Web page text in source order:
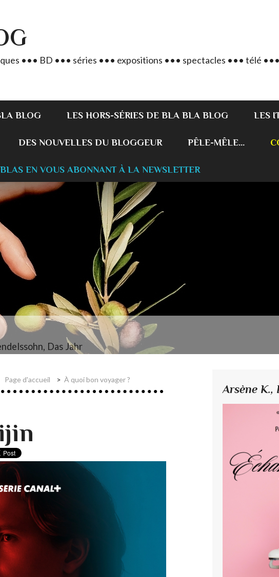
••• BD ••• séries ••• expositions ••• spectacles ••• télé
BLOG LES HORS-SÉRIES DE BLA BLA BLOG LES
DES NOUVELLES DU BLOGGEUR PÊLE-MÊLE...
EN VOUS ABONNANT À LA NEWSLETTER
Das Jahr
Page d'accueil À quoi bon voyager ?
Arsène K.,